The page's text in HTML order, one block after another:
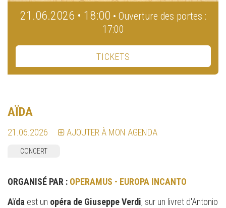
21.06.2026 • 18:00 • Ouverture des portes :
17:00
TICKETS
AÏDA
21.06.2026 AJOUTER À MON AGENDA
CONCERT
ORGANISÉ PAR : OPERAMUS - EUROPA INCANTO
Aïda est un opéra de Giuseppe Verdi, sur un livret d'Antonio